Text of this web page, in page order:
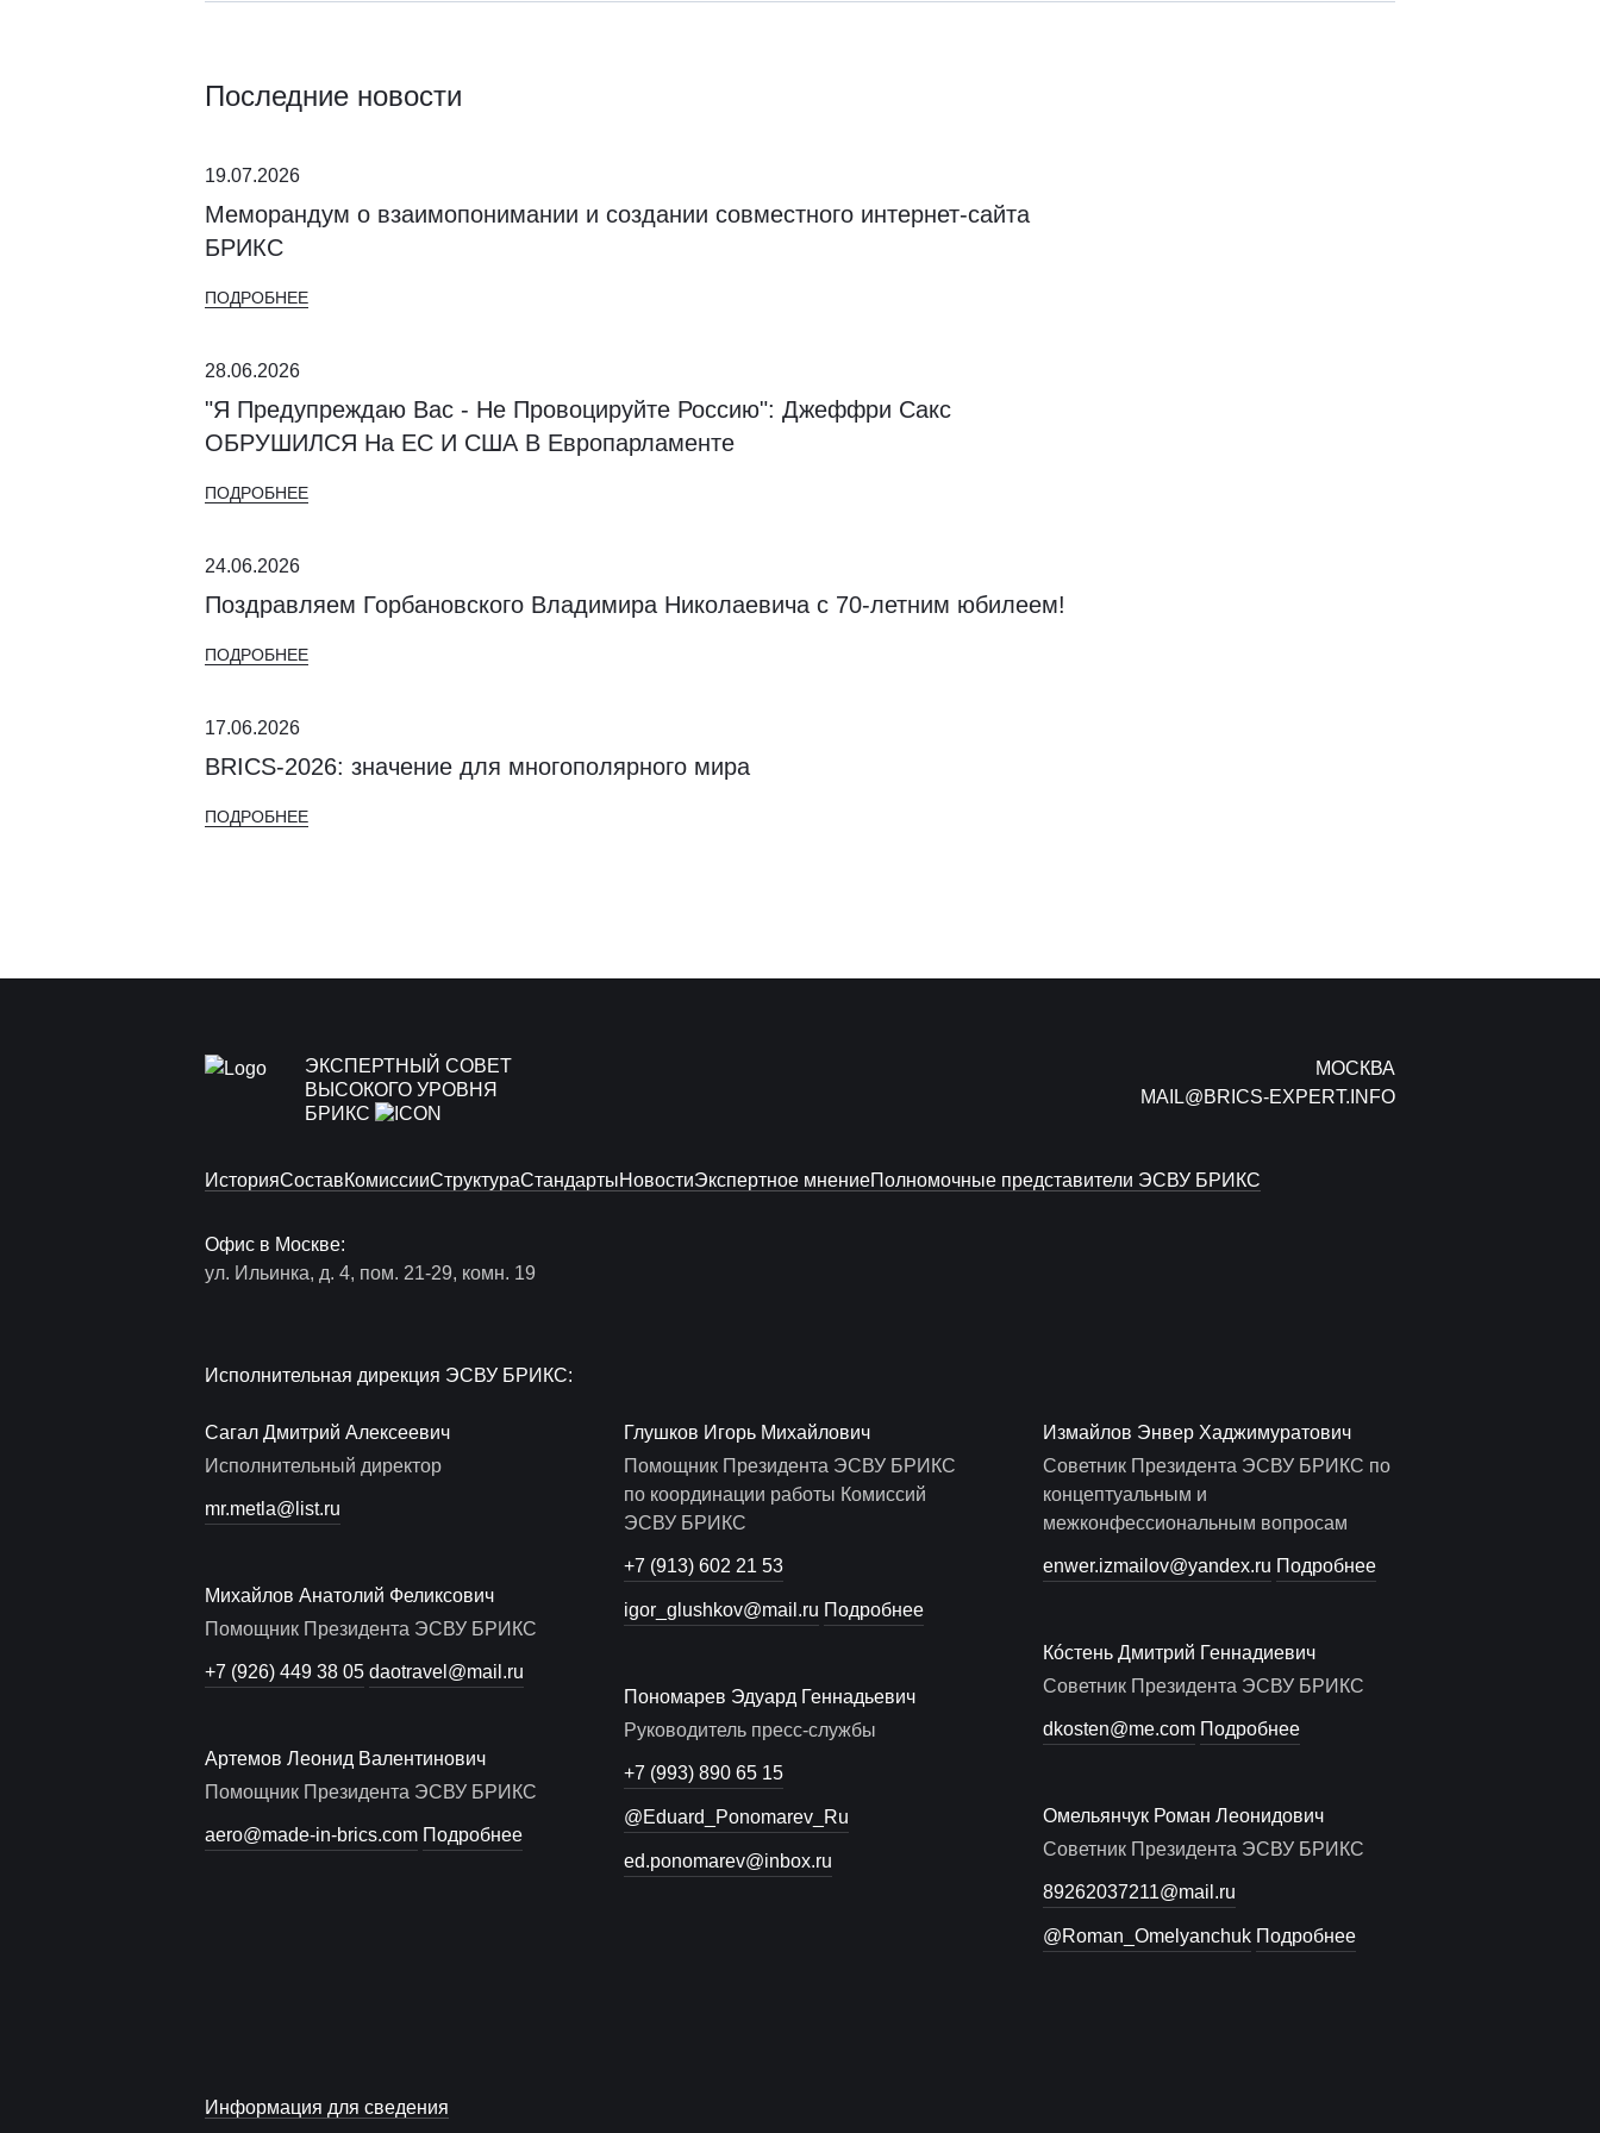
Последние новости
19.07.2026
Меморандум о взаимопонимании и создании совместного интернет-сайта
БРИКС
ПОДРОБНЕЕ
28.06.2026
"Я Предупреждаю Вас - Не Провоцируйте Россию": Джеффри Сакс
ОБРУШИЛСЯ На ЕС И США В Европарламенте
ПОДРОБНЕЕ
24.06.2026
Поздравляем Горбановского Владимира Николаевича с 70-летним юбилеем!
ПОДРОБНЕЕ
17.06.2026
BRICS-2026: значение для многополярного мира
ПОДРОБНЕЕ
ЭКСПЕРТНЫЙ СОВЕТ
ВЫСОКОГО УРОВНЯ
БРИКС
МОСКВА
MAIL@BRICS-EXPERT.INFO
ИсторияСоставКомиссииСтруктураСтандартыНовостиЭкспертное мнениеПолномочные представители ЭСВУ БРИКС
Офис в Москве:
ул. Ильинка, д. 4, пом. 21-29, комн. 19
Исполнительная дирекция ЭСВУ БРИКС:
Сагал Дмитрий Алексеевич
Исполнительный директор
mr.metla@list.ru
Михайлов Анатолий Феликсович
Помощник Президента ЭСВУ БРИКС
+7 (926) 449 38 05 daotravel@mail.ru
Артемов Леонид Валентинович
Помощник Президента ЭСВУ БРИКС
aero@made-in-brics.com Подробнее
Глушков Игорь Михайлович
Помощник Президента ЭСВУ БРИКС
по координации работы Комиссий
ЭСВУ БРИКС
+7 (913) 602 21 53
igor_glushkov@mail.ru Подробнее
Пономарев Эдуард Геннадьевич
Руководитель пресс-службы
+7 (993) 890 65 15
@Eduard_Ponomarev_Ru
ed.ponomarev@inbox.ru
Измайлов Энвер Хаджимуратович
Советник Президента ЭСВУ БРИКС по
концептуальным и
межконфессиональным вопросам
enwer.izmailov@yandex.ru Подробнее
Кóстень Дмитрий Геннадиевич
Советник Президента ЭСВУ БРИКС
dkosten@me.com Подробнее
Омельянчук Роман Леонидович
Советник Президента ЭСВУ БРИКС
89262037211@mail.ru
@Roman_Omelyanchuk Подробнее
Информация для сведения